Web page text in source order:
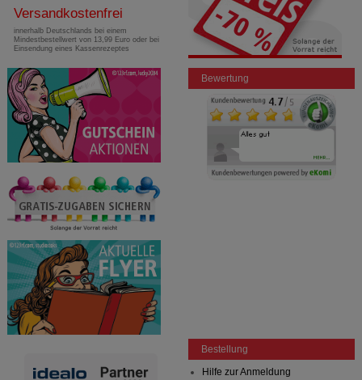
Versandkostenfrei
innerhalb Deutschlands bei einem
Mindestbestellwert von 13,99 Euro oder bei
Einsendung eines Kassenrezeptes
Bewertung
Bestellung
Hilfe zur Anmeldung